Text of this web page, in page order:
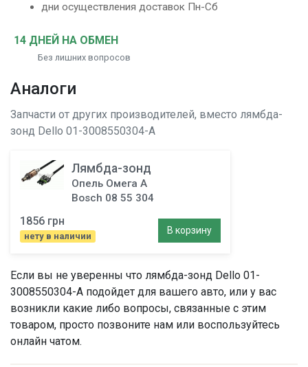
дни осуществления доставок Пн-Сб
14 ДНЕЙ НА ОБМЕН
Без лишних вопросов
Аналоги
Запчасти от других производителей, вместо лямбда-
зонд Dello 01-3008550304-A
Лямбда-зонд
Опель Омега A
Bosch 08 55 304
1856 грн
нету в наличии
В корзину
Если вы не уверенны что лямбда-зонд Dello 01-
3008550304-A подойдет для вашего авто, или у вас
возникли какие либо вопросы, связанные с этим
товаром, просто позвоните нам или воспользуйтесь
онлайн чатом.